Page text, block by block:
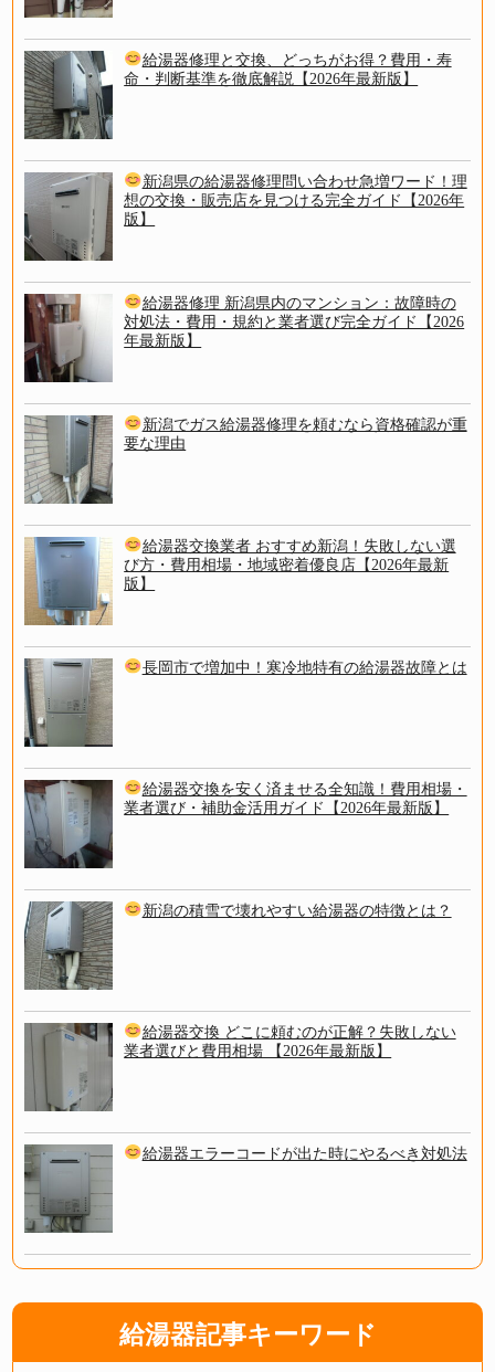
給湯器修理と交換、どっちがお得？費用・寿
命・判断基準を徹底解説【2026年最新版】
新潟県の給湯器修理問い合わせ急増ワード！理
想の交換・販売店を見つける完全ガイド【2026年
版】
給湯器修理 新潟県内のマンション：故障時の
対処法・費用・規約と業者選び完全ガイド【2026
年最新版】
新潟でガス給湯器修理を頼むなら資格確認が重
要な理由
給湯器交換業者 おすすめ新潟！失敗しない選
び方・費用相場・地域密着優良店【2026年最新
版】
長岡市で増加中！寒冷地特有の給湯器故障とは
給湯器交換を安く済ませる全知識！費用相場・
業者選び・補助金活用ガイド【2026年最新版】
新潟の積雪で壊れやすい給湯器の特徴とは？
給湯器交換 どこに頼むのが正解？失敗しない
業者選びと費用相場 【2026年最新版】
給湯器エラーコードが出た時にやるべき対処法
給湯器記事キーワード